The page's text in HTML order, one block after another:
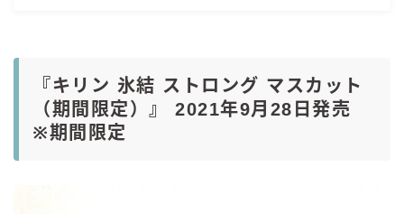
楽天
コラム
『キリン 氷結 ストロング マスカット
（期間限定）』 2021年9月28日発売
※期間限定